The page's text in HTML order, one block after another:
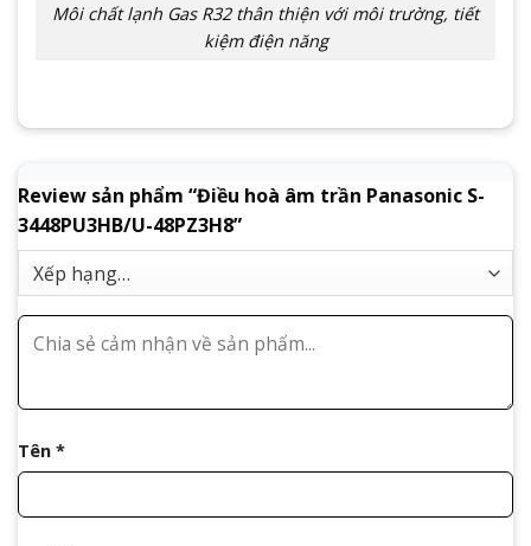
Môi chất lạnh Gas R32 thân thiện với môi trường, tiết
kiệm điện năng
Review sản phẩm “Điều hoà âm trần Panasonic S-
3448PU3HB/U-48PZ3H8”
Tên *